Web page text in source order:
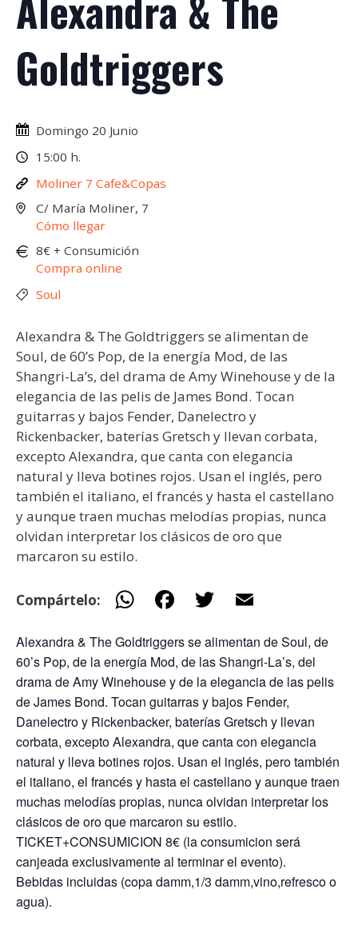
Goldtriggers
Domingo 20 Junio
15:00 h.
Moliner 7 Cafe&Copas
C/ María Moliner, 7
Cómo llegar
8€ + Consumición
Compra online
Soul
Alexandra & The Goldtriggers se alimentan de
Soul, de 60’s Pop, de la energía Mod, de las
Shangri-La’s, del drama de Amy Winehouse y de la
elegancia de las pelis de James Bond. Tocan
guitarras y bajos Fender, Danelectro y
Rickenbacker, baterías Gretsch y llevan corbata,
excepto Alexandra, que canta con elegancia
natural y lleva botines rojos. Usan el inglés, pero
también el italiano, el francés y hasta el castellano
y aunque traen muchas melodías propias, nunca
olvidan interpretar los clásicos de oro que
marcaron su estilo.
Compártelo: W
at
s
A
p
p
e
b
o
o
k
itt
er
ai
l
Alexandra & The Goldtriggers se alimentan de Soul, de
60’s Pop, de la energía Mod, de las Shangri-La’s, del
drama de Amy Winehouse y de la elegancia de las pelis
de James Bond. Tocan guitarras y bajos Fender,
Danelectro y Rickenbacker, baterías Gretsch y llevan
corbata, excepto Alexandra, que canta con elegancia
natural y lleva botines rojos. Usan el inglés, pero también
el italiano, el francés y hasta el castellano y aunque traen
muchas melodías propias, nunca olvidan interpretar los
clásicos de oro que marcaron su estilo.
TICKET+CONSUMICION 8€ (la consumicion será
canjeada exclusivamente al terminar el evento).
Bebidas incluidas (copa damm,1/3 damm,vino,refresco o
agua).